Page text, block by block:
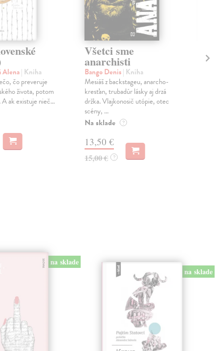
Alena| Kniha
čo preveruje
života, potom
ak existuje nieč...
Všetci sme
anarchisti
Bango Denis| Kniha
Mesiáš z backstageu, anarcho-
kresťan, trubadúr lásky aj drzá
držka. Vlajkonosič utópie, otec
scény, ...
Na sklade ?
13,50 €
15,00 € ?
na sklade
na sklade